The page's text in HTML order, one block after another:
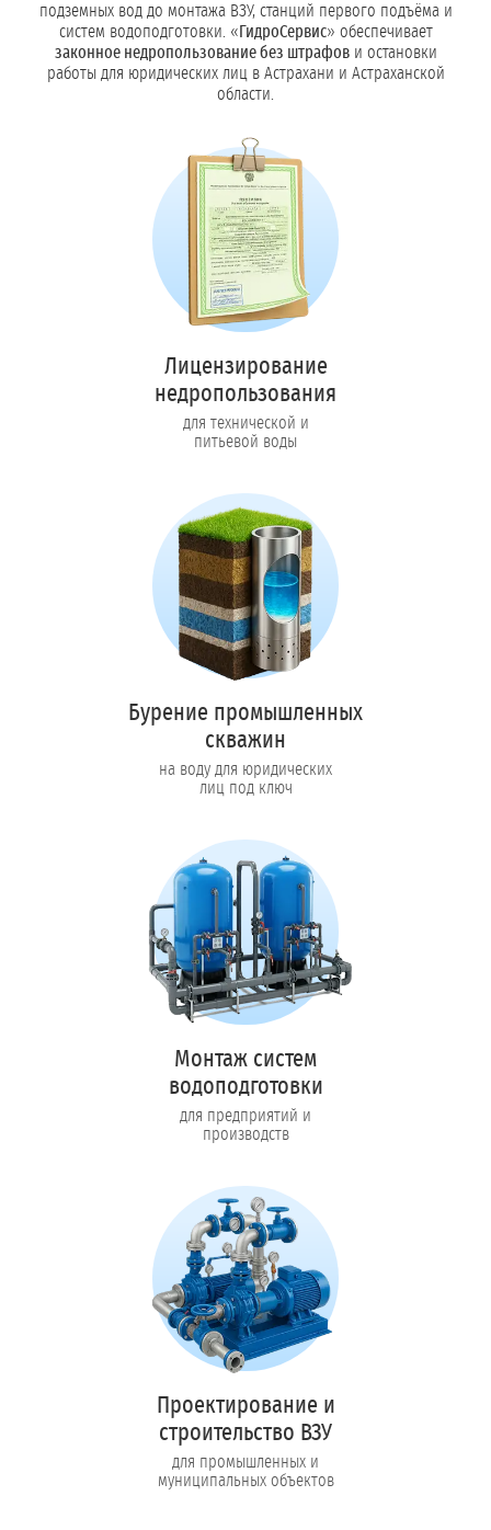
подземных вод до монтажа ВЗУ, станций первого подъёма и
систем водоподготовки. «ГидроСервис» обеспечивает
законное недропользование без штрафови остановки
работы для юридических лиц в Астрахани и Астраханской
области.
Лицензирование
недропользования
для технической и
питьевой воды
Бурение промышленных
скважин
на воду для юридических
лиц под ключ
Монтаж систем
водоподготовки
для предприятий и
производств
Проектирование и
строительство ВЗУ
для промышленных и
муниципальных объектов